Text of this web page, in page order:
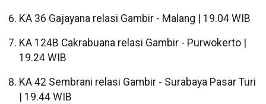
KA 36 Gajayana relasi Gambir - Malang | 19.04 WIB
KA 124B Cakrabuana relasi Gambir - Purwokerto |
19.24 WIB
KA 42 Sembrani relasi Gambir - Surabaya Pasar Turi
| 19.44 WIB